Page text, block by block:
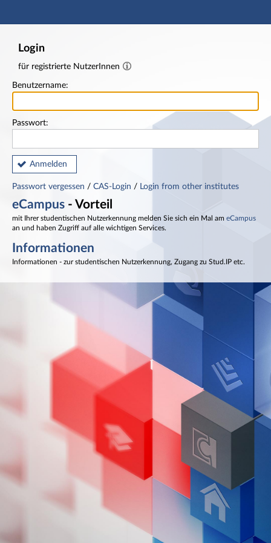
Hauptnavigation
Login
für registrierte NutzerInnen
Benutzername:
Passwort:
Anmelden
Passwort vergessen / CAS-Login / Login from other institutes
eCampus - Vorteil
mit Ihrer studentischen Nutzerkennung melden Sie sich ein Mal am eCampus
an und haben Zugriff auf alle wichtigen Services.
Informationen
Informationen - zur studentischen Nutzerkennung, Zugang zu Stud.IP etc.